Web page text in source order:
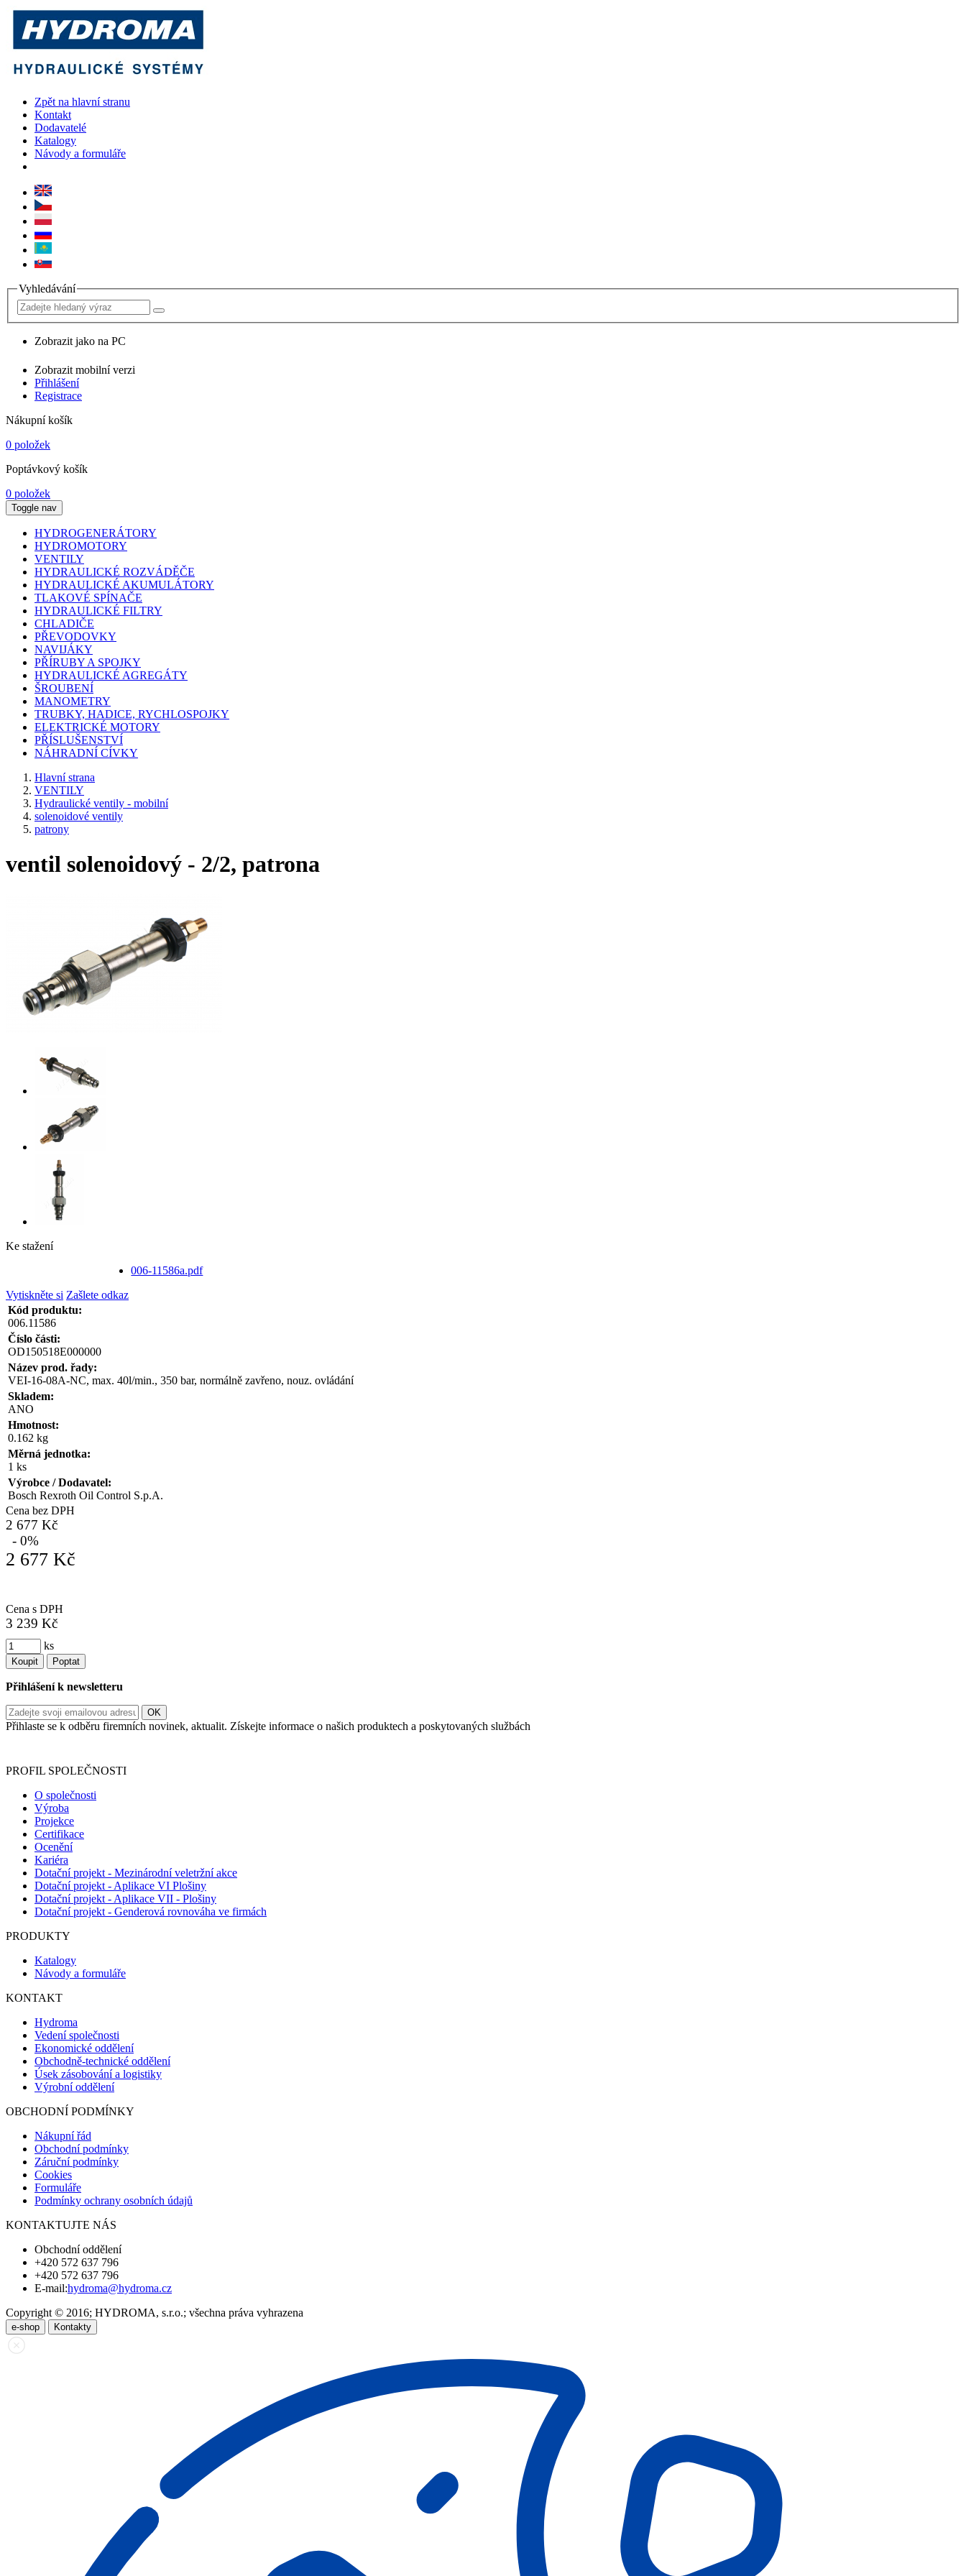
Zpět na hlavní stranu
Kontakt
Dodavatelé
Katalogy
Návody a formuláře
Vyhledávání
Zobrazit jako na PC
Zobrazit mobilní verzi
Přihlášení
Registrace
Nákupní košík
0 položek
Poptávkový košík
0 položek
Toggle nav
HYDROGENERÁTORY
HYDROMOTORY
VENTILY
HYDRAULICKÉ ROZVÁDĚČE
HYDRAULICKÉ AKUMULÁTORY
TLAKOVÉ SPÍNAČE
HYDRAULICKÉ FILTRY
CHLADIČE
PŘEVODOVKY
NAVIJÁKY
PŘÍRUBY A SPOJKY
HYDRAULICKÉ AGREGÁTY
ŠROUBENÍ
MANOMETRY
TRUBKY, HADICE, RYCHLOSPOJKY
ELEKTRICKÉ MOTORY
PŘÍSLUŠENSTVÍ
NÁHRADNÍ CÍVKY
Hlavní strana
VENTILY
Hydraulické ventily - mobilní
solenoidové ventily
patrony
ventil solenoidový - 2/2, patrona
Ke stažení
006-11586а.pdf
Vytiskněte si Zašlete odkaz
Kód produktu:
006.11586
Číslo části:
OD150518E000000
Název prod. řady:
VEI-16-08A-NC, max. 40l/min., 350 bar, normálně zavřeno, nouz. ovládání
Skladem:
ANO
Hmotnost:
0.162 kg
Měrná jednotka:
1 ks
Výrobce / Dodavatel:
Bosch Rexroth Oil Control S.p.A.
Cena bez DPH
2 677 Kč
- 0%
2 677 Kč
Cena s DPH
3 239 Kč
ks
Koupit Poptat
Přihlášení k newsletteru
Přihlaste se k odběru firemních novinek, aktualit. Získejte informace o našich produktech a poskytovaných službách
PROFIL SPOLEČNOSTI
O společnosti
Výroba
Projekce
Certifikace
Ocenění
Kariéra
Dotační projekt - Mezinárodní veletržní akce
Dotační projekt - Aplikace VI Plošiny
Dotační projekt - Aplikace VII - Plošiny
Dotační projekt - Genderová rovnováha ve firmách
PRODUKTY
Katalogy
Návody a formuláře
KONTAKT
Hydroma
Vedení společnosti
Ekonomické oddělení
Obchodně-technické oddělení
Úsek zásobování a logistiky
Výrobní oddělení
OBCHODNÍ PODMÍNKY
Nákupní řád
Obchodní podmínky
Záruční podmínky
Cookies
Formuláře
Podmínky ochrany osobních údajů
KONTAKTUJTE NÁS
Obchodní oddělení
+420 572 637 796
+420 572 637 796
E-mail:hydroma@hydroma.cz
Copyright © 2016; HYDROMA, s.r.o.; všechna práva vyhrazena
e-shop Kontakty